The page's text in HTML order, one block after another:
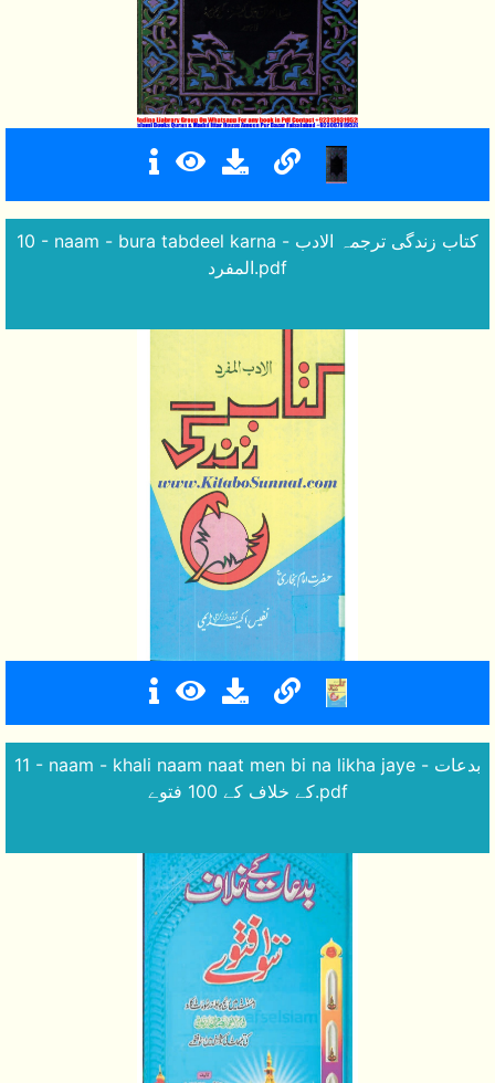
10 - naam - bura tabdeel karna - کتاب زندگی ترجمہ الادب
المفرد.pdf
11 - naam - khali naam naat men bi na likha jaye - بدعات
کے خلاف کے 100 فتوے.pdf